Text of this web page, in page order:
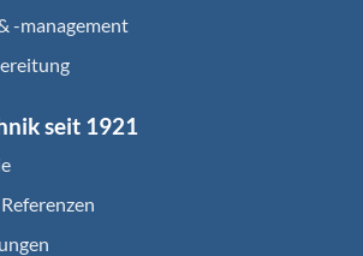
-management
seit 1921